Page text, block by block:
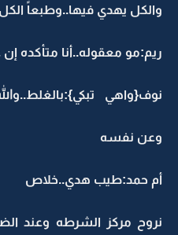
والكل يهدي فيها..وطبعاً
ريم:مو معقوله..أنا متأكده
نوف{واهي
وعن نفسه
أم حمد:طيب هدي..خلاص
نروح مركز الشرطه وعند